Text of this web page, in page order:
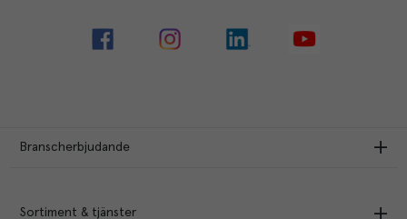
Branscherbjudande
Sortiment & tjänster